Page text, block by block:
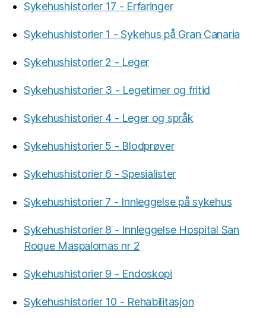
Sykehushistorier 17 - Erfaringer
Sykehushistorier 1 - Sykehus på Gran Canaria
Sykehushistorier 2 - Leger
Sykehushistorier 3 - Legetimer og fritid
Sykehushistorier 4 - Leger og språk
Sykehushistorier 5 - Blodprøver
Sykehushistorier 6 - Spesialister
Sykehushistorier 7 - Innleggelse på sykehus
Sykehushistorier 8 - Innleggelse Hospital San
Roque Maspalomas nr 2
Sykehushistorier 9 - Endoskopi
Sykehushistorier 10 - Rehabilitasjon